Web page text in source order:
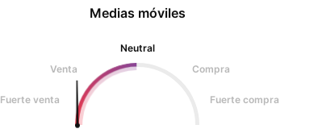
Medias móviles
Neutral
Venta
Compra
Fuerte venta Fuerte compra